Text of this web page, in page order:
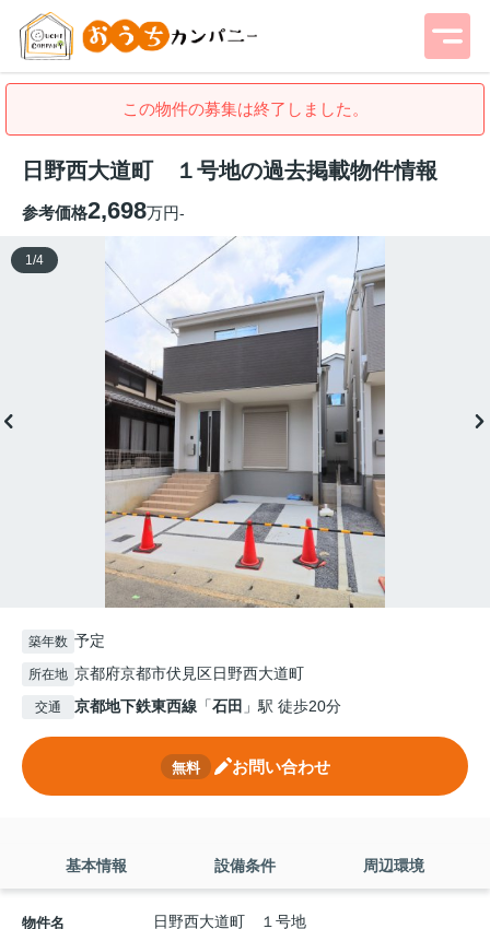
この物件の募集は終了しました。
日野西大道町 １号地の過去掲載物件情報
参考価格2,698万円-
1 /4
築年数 予定
所在地 京都府京都市伏見区日野西大道町
交通 京都地下鉄東西線 「石田 」駅 徒歩20分
無料 お問い合わせ
基本情報 設備条件 周辺環境
物件名 日野西大道町 １号地